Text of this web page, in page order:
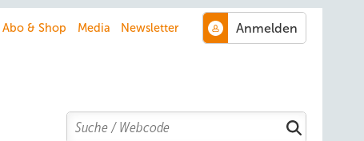
Abo & Shop Media Newsletter
Search